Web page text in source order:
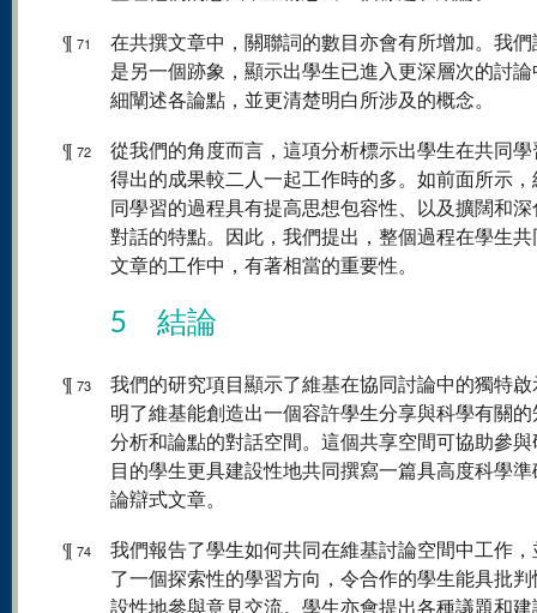
¶ 71
在共撰文章中，關聯詞的數目亦會有所增加。我
是另一個跡象，顯示出學生已進入更深層次的討
細闡述各論點，並更清楚明白所涉及的概念。
¶ 72
從我們的角度而言，這項分析標示出學生在共同
得出的成果較二人一起工作時的多。如前面所示
同學習的過程具有提高思想包容性、以及擴闊和
對話的特點。因此，我們提出，整個過程在學生
文章的工作中，有著相當的重要性。
5 結論
¶ 73
我們的研究項目顯示了維基在協同討論中的獨特
明了維基能創造出一個容許學生分享與科學有關
分析和論點的對話空間。這個共享空間可協助參
目的學生更具建設性地共同撰寫一篇具高度科學
論辯式文章。
¶ 74
我們報告了學生如何共同在維基討論空間中工作
了一個探索性的學習方向，令合作的學生能具批
設性地參與意見交流。學生亦會提出各種議題和